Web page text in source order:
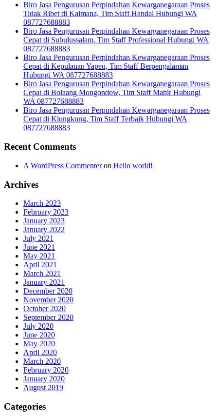
Biro Jasa Pengurusan Perpindahan Kewarganegaraan Proses
Tidak Ribet di Kaimana, Tim Staff Handal Hubungi WA
087727688883
Biro Jasa Pengurusan Perpindahan Kewarganegaraan Proses
Cepat di Subulussalam, Tim Staff Professional Hubungi WA
087727688883
Biro Jasa Pengurusan Perpindahan Kewarganegaraan Proses
Cepat di Kepulauan Yapen, Tim Staff Berpengalaman
Hubungi WA 087727688883
Biro Jasa Pengurusan Perpindahan Kewarganegaraan Proses
Cepat di Bolaang Mongondow, Tim Staff Mahir Hubungi
WA 087727688883
Biro Jasa Pengurusan Perpindahan Kewarganegaraan Proses
Cepat di Klungkung, Tim Staff Terbaik Hubungi WA
087727688883
Recent Comments
A WordPress Commenteron Hello world!
Archives
March 2023
February 2023
January 2023
January 2022
July 2021
June 2021
May 2021
April 2021
March 2021
January 2021
December 2020
November 2020
October 2020
September 2020
July 2020
June 2020
May 2020
April 2020
March 2020
February 2020
January 2020
August 2019
Categories